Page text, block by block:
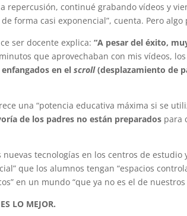
repercusión, continué grabando vídeos y
forma casi exponencial”, cuenta. Pero
ser docente explica:“A pesar del éxito,
que aprovechaban con mis vídeos,
en elscroll(desplazamiento de
una “potencia educativa máxima si se
de los padres no están preparados para
nuevas tecnologías en los centros de
que los alumnos tengan “espacios
en un mundo “que ya no es el de
LO MEJOR.